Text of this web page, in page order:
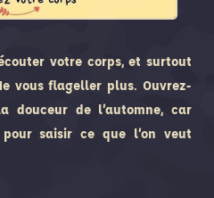
votre corps, et surtout
vous flageller plus. Ouvrez-
douceur de l’automne, car
saisir ce que l’on veut